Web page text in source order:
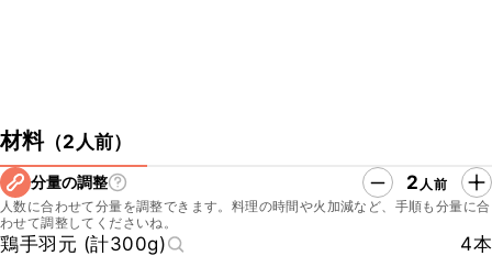
材料（2人前）
分量の調整 2 人前
人数に合わせて分量を調整できます。料理の時間や火加減など、手順も分量に合
わせて調整してくださいね。
鶏手羽元 (計300g) 4本